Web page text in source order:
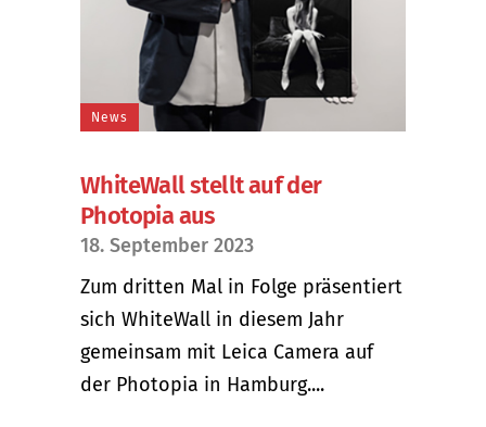
News
WhiteWall stellt auf der
Photopia aus
18. September 2023
Zum dritten Mal in Folge präsentiert
sich WhiteWall in diesem Jahr
gemeinsam mit Leica Camera auf
der Photopia in Hamburg....